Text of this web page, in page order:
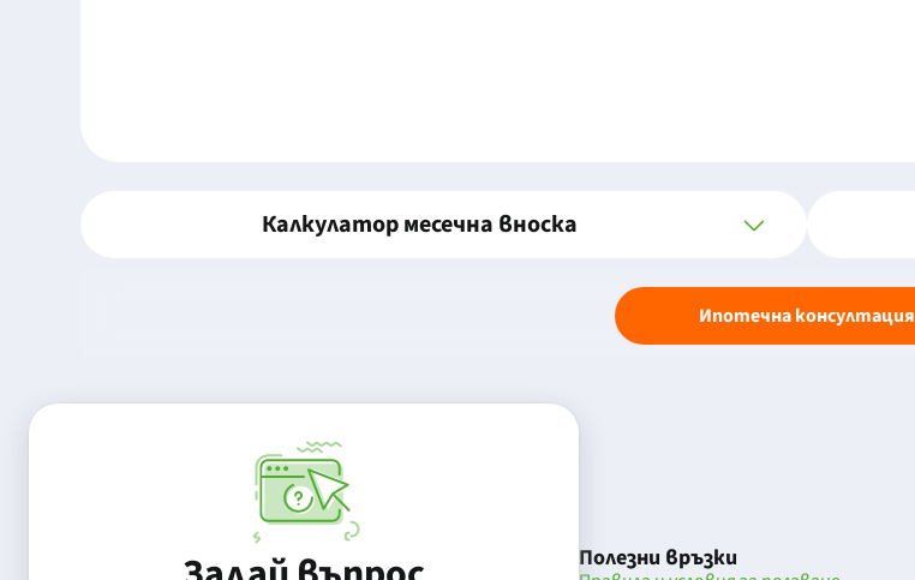
Калкулатор месечна вноска
Ипотечна консултация
Полезни връзки